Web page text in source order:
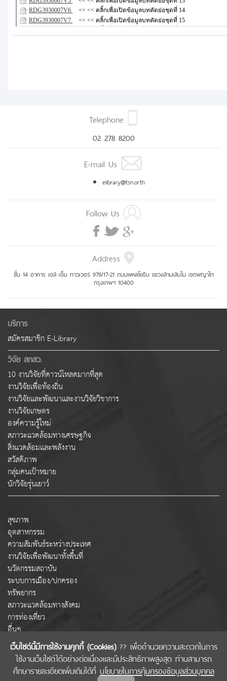
เว็บไซต์นี้มีการใช้งานคุกกี้ (Cookies)?? เพื่ออำนวยความสะดวกในการ
ใช้งานเว็บไซต์ได้อย่างต่อเนื่องและมีประสิทธิภาพสูงสุด ท่านสามารถ
ศึกษารายละเอียดเพิ่มเติมได้ที่ นโยบายในการคุ้มครองข้อมูลส่วนบุคคล
Telephone
02 278 8200
E-mail Us
elibrary@tsri.or.th
Follow Us
Address
ชั้น 14 อาคาร เอส เอ็ม ทาวเวอร์ 979/17-21 ถนนพหลโยธิน แขวงสามเสนใน เขตพญาไท
กรุงเทพฯ 10400
บริการ
สมัครสมาชิก E-Library
วิจัย สกสว.
10 งานวิจัยที่ดาวน์โหลดมากที่สุด
งานวิจัยเพื่อท้องถิ่น
งานวิจัยและพัฒนาและงานวิจัยวิชาการ
งานวิจัยเกษตร
องค์ความรู้ใหม่
สภาวะแวดล้อมทางเศรษฐกิจ
สิ่งแวดล้อมและพลังงาน
สวัสดิภาพ
กลุ่มคนเป้าหมาย
นักวิจัยรุ่นเยาว์
สุขภาพ
อุตสาหกรรม
ความสัมพันธ์ระหว่างประเทศ
งานวิจัยเพื่อพัฒนาทั้งพื้นที่
นวัตกรรมสถาบัน
ระบบการเมือง/ปกครอง
ทรัพยากร
สภาวะแวดล้อมทางสังคม
การท่องเที่ยว
อื่นๆ
COPYRIGHT © 2022 สำนักงานคณะกรรมการส่งเสริมวิทยาศาสตร์ วิจัยและนวัตกรรม
(สกสว.)